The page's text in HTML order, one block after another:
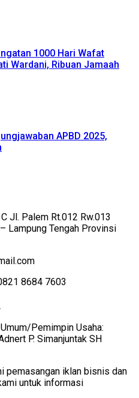
1000 Hari Wafat
Wardani, Ribuan Jamaah
APBD 2025,
Jl. Palem Rt.012 Rw.013
Lampung Tengah Provinsi
8684 7603
Pemimpin Usaha:
P. Simanjuntak SH
pemasangan iklan bisnis dan
untuk informasi